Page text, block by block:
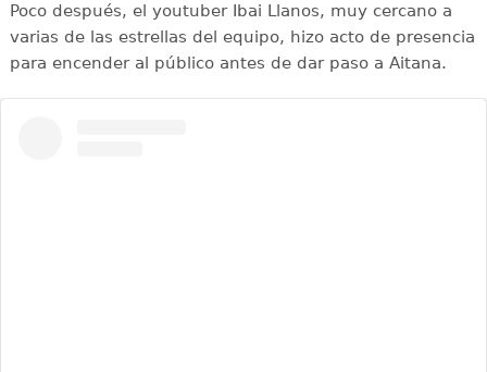
Poco después, el youtuber Ibai Llanos, muy cercano a
varias de las estrellas del equipo, hizo acto de presencia
para encender al público antes de dar paso a Aitana.